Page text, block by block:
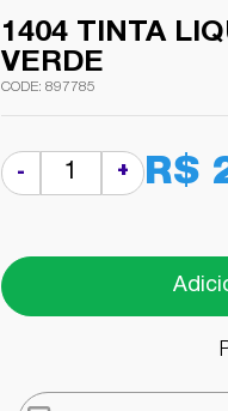
1404 TINTA
VERDE
897785
- + R$